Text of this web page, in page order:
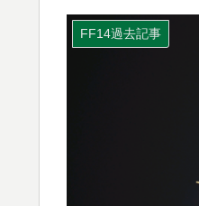
FF14過去記事